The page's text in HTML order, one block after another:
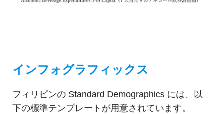
インフォグラフィックス
フィリピンの Standard Demographics には、以
下の標準テンプレートが用意されています。